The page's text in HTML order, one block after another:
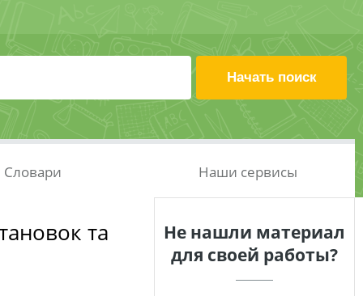
Словари Наши сервисы
та
Не нашли материал
для своей работы?